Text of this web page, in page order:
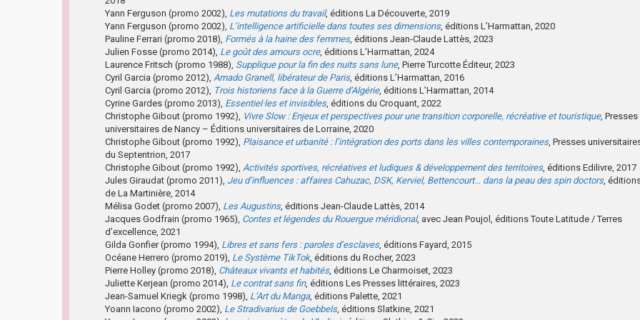
Yann Ferguson (promo 2002), Les mutations du travail, éditions La Découverte, 2019
Yann Ferguson (promo 2002), L’intelligence artificielle dans toutes ses dimensions, éditions L’Harmattan, 2020
Pauline Ferrari (promo 2018), Formés à la haine des femmes, éditions Jean-Claude Lattès, 2023
Julien Fosse (promo 2014), Le goût des amours ocre, éditions L’Harmattan, 2024
Laurence Fritsch (promo 1988), Supplique pour la fin des nuits sans lune, Pierre Turcotte Éditeur, 2023
Cyril Garcia (promo 2012), Amado Granell, libérateur de Paris, éditions L’Harmattan, 2016
Cyril Garcia (promo 2012), Trois historiens face à la Guerre d’Algérie, éditions L’Harmattan, 2014
Cyrine Gardes (promo 2013), Essentiel·les et invisibles, éditions du Croquant, 2022
Christophe Gibout (promo 1992), Vivre Slow : Enjeux et perspectives pour une transition corporelle, récréative et touristique, Presses
universitaires de Nancy – Éditions universitaires de Lorraine, 2020
Christophe Gibout (promo 1992), Plaisance et urbanité : l’intégration des ports dans les villes contemporaines, Presses
du Septentrion, 2017
Christophe Gibout (promo 1992), Activités sportives, récréatives et ludiques & développement des territoires, éditions Edilivre, 2017
Jules Giraudat (promo 2011), Jeu d’influences : affaires Cahuzac, DSK, Kerviel, Bettencourt… dans la peau des spin doctors,
de La Martinière, 2014
Mélisa Godet (promo 2007), Les Augustins, éditions Jean-Claude Lattès, 2014
Jacques Godfrain (promo 1965), Contes et légendes du Rouergue méridional, avec Jean Poujol, éditions Toute Latitude / Terres
d’excellence, 2021
Gilda Gonfier (promo 1994), Libres et sans fers : paroles d’esclaves, éditions Fayard, 2015
Océane Herrero (promo 2019), Le Système TikTok, éditions du Rocher, 2023
Pierre Holley (promo 2018), Châteaux vivants et habités, éditions Le Charmoiset, 2023
Juliette Kerjean (promo 2014), Le contrat sans fin, éditions Les Presses littéraires, 2023
Jean-Samuel Kriegk (promo 1998), L’Art du Manga, éditions Palette, 2021
Yoann Iacono (promo 2002), Le Stradivarius de Goebbels, éditions Slatkine, 2021